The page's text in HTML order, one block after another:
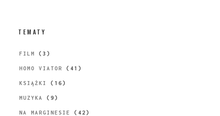
TEMATY
FILM (3)
HOMO VIATOR (41)
KSIĄŻKI (16)
MUZYKA (9)
NA MARGINESIE (42)